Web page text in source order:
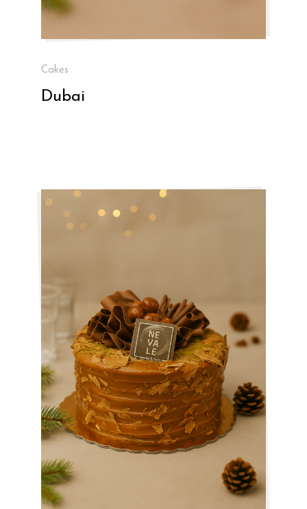
Cakes
Dubai